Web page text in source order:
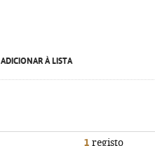
ADICIONAR À LISTA
1 registo